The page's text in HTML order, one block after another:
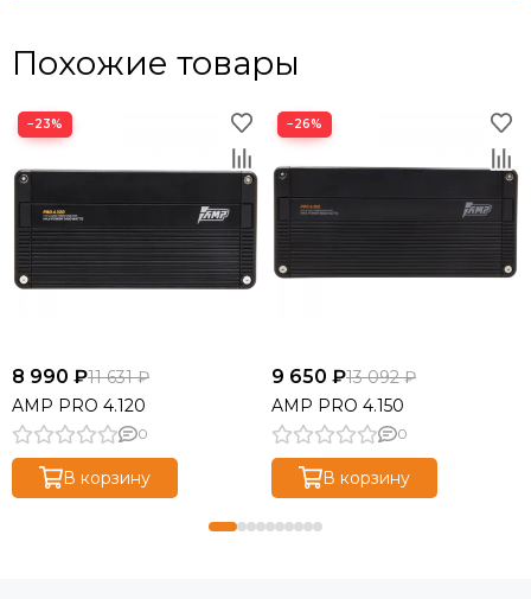
Похожие товары
−23%
8 990 ₽11 631 ₽
AMP PRO 4.120
0
В корзину
−26%
9 650 ₽13 092 ₽
AMP PRO 4.150
0
В корзину